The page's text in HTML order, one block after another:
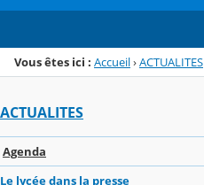
Vous êtes ici : Accueil›ACTUALITES
ACTUALITES
Agenda
Le lycée dans la presse